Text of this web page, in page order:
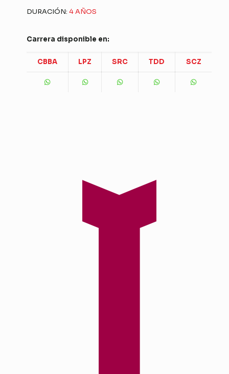
DURACIÓN:4 AÑOS
Carrera disponible en:
CBBA LPZ SRC TDD SCZ